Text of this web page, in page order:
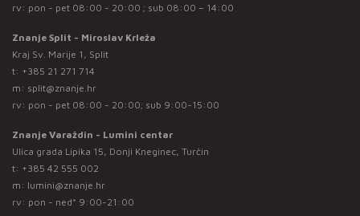
rv: pon - pet 08:00 - 20:00 ; sub 08:00 – 14:00
Znanje Split - Miroslav Krleža
Kraj Sv. Marije 1, Split
t: +385 21 271 714
m: split@znanje.hr
rv: pon - pet 08:00 - 20:00; sub 9:00-15:00
Znanje Varaždin - Lumini centar
Ulica grada Lipika 15, Donji Kneginec, Turčin
t: +385 42 555 002
m: lumini@znanje.hr
rv: pon - ned* 9:00-21:00